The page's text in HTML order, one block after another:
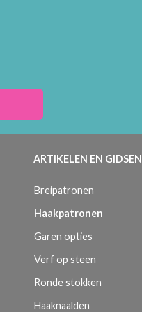
ARTIKELEN EN GIDSEN
Breipatronen
Haakpatronen
Garen opties
Verf op steen
Ronde stokken
Haaknaalden